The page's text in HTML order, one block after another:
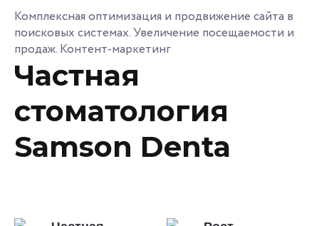
Комплексная оптимизация и продвижение сайта в
поисковых системах. Увеличение посещаемости и
продаж. Контент-маркетинг
Частная
стоматология
Samson Denta